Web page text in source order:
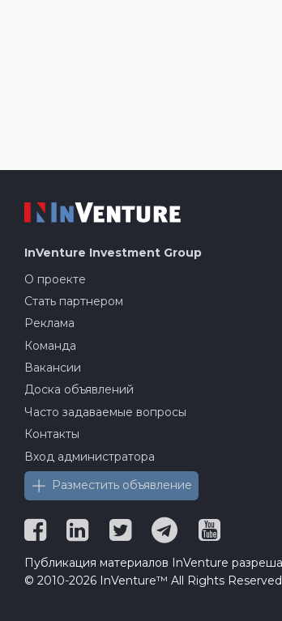
InVenture Investment Group
О проекте
Стать партнером
Реклама
Команда
Вакансии
Доска объявлений
Часто задаваемые вопросы
Контакты
Вход администратора
Разместить объявление
Публикация материалов InVenture
© 2010-2026 InVenture™ All Rights Reserved